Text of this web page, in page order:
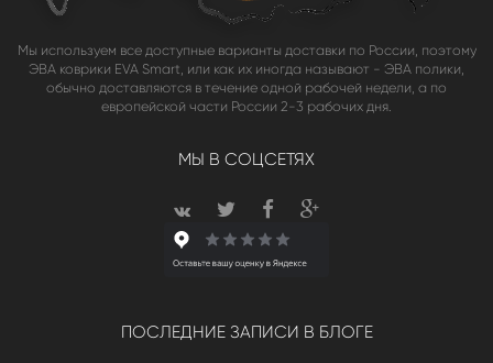
Мы используем все доступные варианты доставки по России, поэтому
ЭВА коврики EVA Smart, или как их иногда называют - ЭВА полики,
обычно доставляются в течение одной рабочей недели, а по
европейской части России 2-3 рабочих дня.
МЫ В СОЦСЕТЯХ
ПОСЛЕДНИЕ ЗАПИСИ В БЛОГЕ